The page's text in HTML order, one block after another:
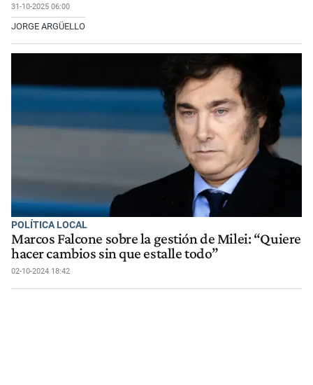
31-10-2025 06:00
JORGE ARGÜELLO
POLÍTICA LOCAL
Marcos Falcone sobre la gestión de Milei: “Quiere
hacer cambios sin que estalle todo”
02-10-2024 18:42